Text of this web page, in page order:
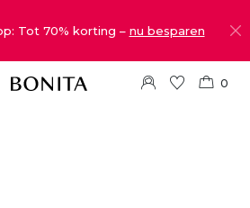
Tot 70% korting – nu besparen
0